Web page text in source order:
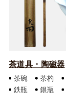
茶道具・陶磁器
茶碗 茶杓
鉄瓶
銀瓶